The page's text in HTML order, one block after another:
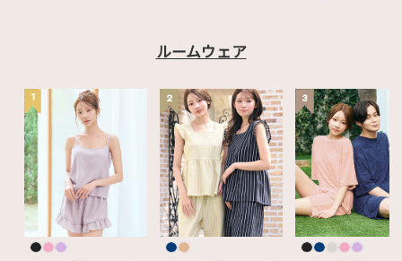
ルームウェア
1 2 3